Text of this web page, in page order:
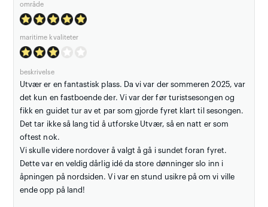
område
maritime kvaliteter
beskrivelse
Utvær er en fantastisk plass. Da vi var der sommeren 2025, var
det kun en fastboende der. Vi var der før turistsesongen og
fikk en guidet tur av et par som gjorde fyret klart til sesongen.
Det tar ikke så lang tid å utforske Utvær, så en natt er som
oftest nok.
Vi skulle videre nordover å valgt å gå i sundet foran fyret.
Dette var en veldig dårlig idé da store dønninger slo inn i
åpningen på nordsiden. Vi var en stund usikre på om vi ville
ende opp på land!